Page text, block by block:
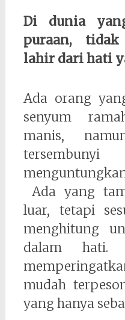
Di dunia
puraan,
lahir dari hati
Ada orang
senyum
manis,
Ada yang
luar, tetapi
menghitung
dalam hati.
mudah
yang hanya